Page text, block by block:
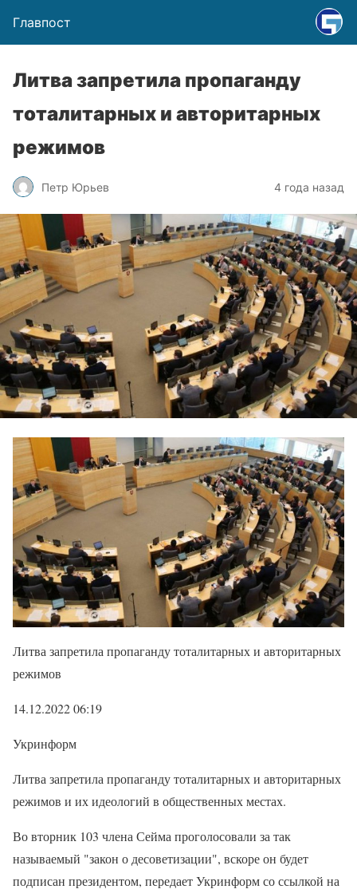
Главпост
Литва запретила пропаганду
тоталитарных и авторитарных
режимов
Петр Юрьев 4 года назад
Литва запретила пропаганду тоталитарных и авторитарных
режимов
14.12.2022 06:19
Укринформ
Литва запретила пропаганду тоталитарных и авторитарных
режимов и их идеологий в общественных местах.
Во вторник 103 члена Сейма проголосовали за так
называемый "закон о десоветизации", вскоре он будет
подписан президентом, передает Укринформ со ссылкой на